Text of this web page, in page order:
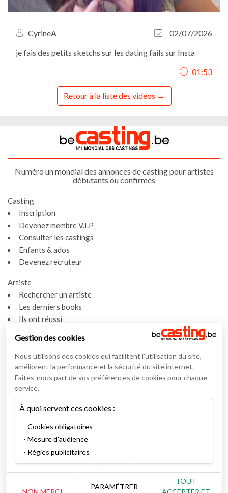
CyrineA
02/07/2026
je fais des petits sketchs sur les dating fails sur Insta
01:53
Retour à la liste des vidéos
Numéro un mondial des annonces de casting pour artistes
débutants ou confirmés
Casting
Inscription
Devenez membre V.I.P
Consulter les castings
Enfants & ados
Devenez recruteur
Artiste
Rechercher un artiste
Les derniers books
Ils ont réussi
Actualités
Actualités
Vidéos
Interviews
Nos interviews
Mentions légales
RSS Syndication
Gestion des cookies
Nous utilisons des cookies qui facilitent l'utilisation du site,
améliorent la performance et la sécurité du site internet.
Faites-nous part de vos préférences de cookies pour chaque
service.
À quoi servent ces cookies :
Cookies obligatoires
Mesure d'audience
Régies publicitaires
PARAMÉTRER
TOUT